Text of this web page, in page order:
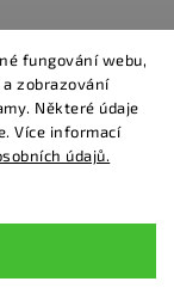
fungování webu,
zobrazování
Některé údaje
Více informací
údajů.